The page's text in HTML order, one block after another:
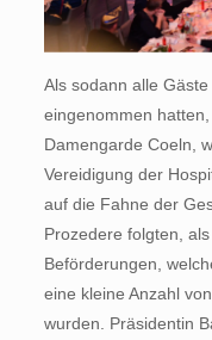
Als sodann alle
eingenommen
Damengarde Coeln,
Vereidigung der
auf die Fahne der
Prozedere folgten,
Beförderungen,
eine kleine Anzahl
wurden. Präsidentin